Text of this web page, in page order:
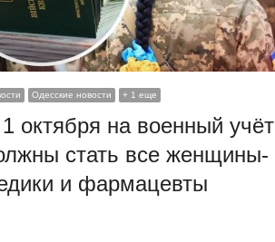
Одесские новости + 1 еще
октября на военный учёт
стать все женщины-
и фармацевты